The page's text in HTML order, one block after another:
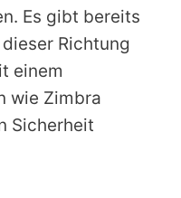
Es gibt bereits
Richtung
einem
wie Zimbra
Sicherheit